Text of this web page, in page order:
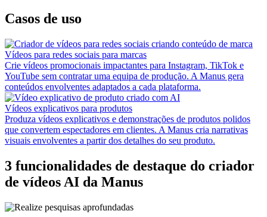
Casos de uso
Vídeos para redes sociais para marcas
Crie vídeos promocionais impactantes para Instagram, TikTok e
YouTube sem contratar uma equipa de produção. A Manus gera
conteúdos envolventes adaptados a cada plataforma.
Vídeos explicativos para produtos
Produza vídeos explicativos e demonstrações de produtos polidos
que convertem espectadores em clientes. A Manus cria narrativas
visuais envolventes a partir dos detalhes do seu produto.
3 funcionalidades de destaque do criador
de vídeos AI da Manus